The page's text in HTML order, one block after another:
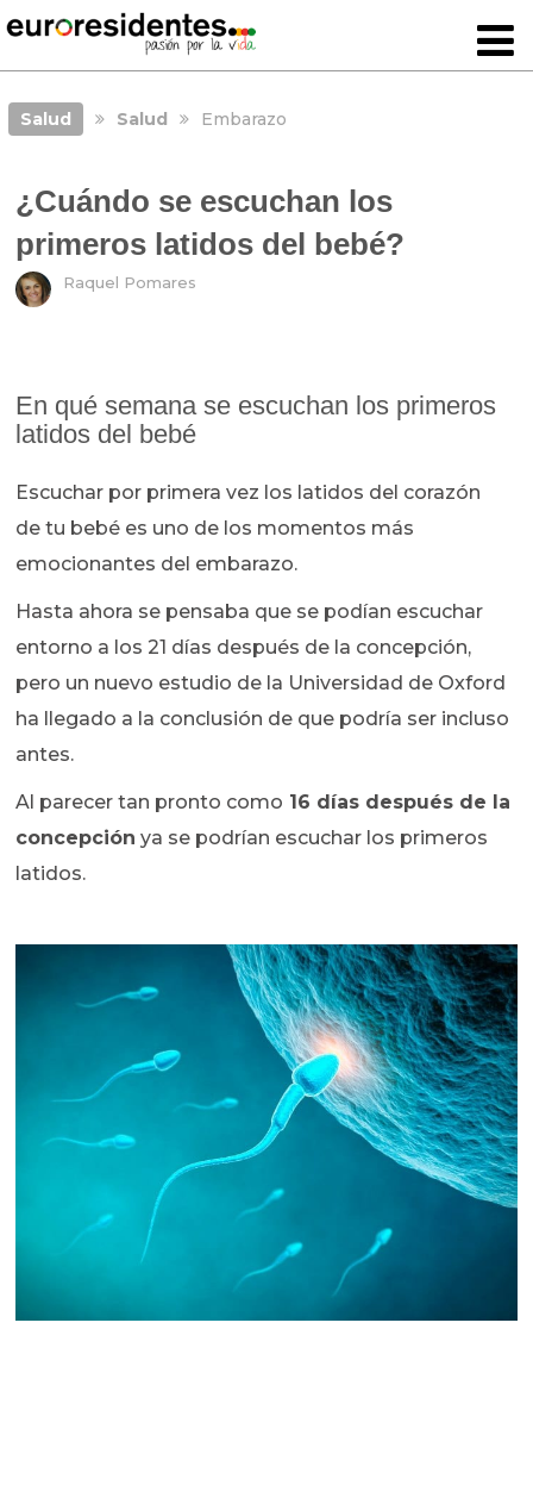
Salud Salud Embarazo
¿Cuándo se escuchan los
primeros latidos del bebé?
Raquel Pomares
En qué semana se escuchan los primeros
latidos del bebé
Escuchar por primera vez los latidos del corazón
de tu bebé es uno de los momentos más
emocionantes del embarazo.
Hasta ahora se pensaba que se podían escuchar
entorno a los 21 días después de la concepción,
pero un nuevo estudio de la Universidad de Oxford
ha llegado a la conclusión de que podría ser incluso
antes.
Al parecer tan pronto como 16 días después de la
concepción ya se podrían escuchar los primeros
latidos.